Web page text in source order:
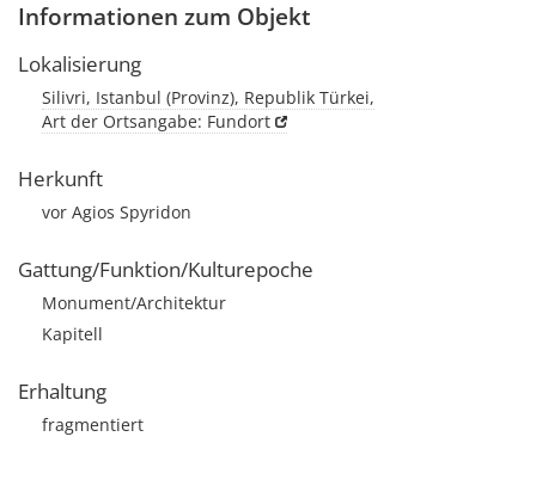
Informationen zum Objekt
Lokalisierung
Silivri, Istanbul (Provinz), Republik Türkei,
Art der Ortsangabe: Fundort
Herkunft
vor Agios Spyridon
Gattung/Funktion/Kulturepoche
Monument/Architektur
Kapitell
Erhaltung
fragmentiert